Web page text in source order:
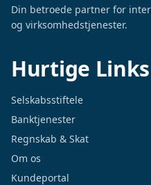
Din betroede partner for
og virksomhedstjenester.
Hurtige Links
Selskabsstiftele
Banktjenester
Regnskab & Skat
Om os
Kundeportal